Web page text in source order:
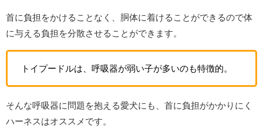
首に負担をかけることなく、胴体に着けることができるので体
に与える負担を分散させることができます。
トイプードルは、呼吸器が弱い子が多いのも特徴的。
そんな呼吸器に問題を抱える愛犬にも、首に負担がかかりにく
ハーネスはオススメです。